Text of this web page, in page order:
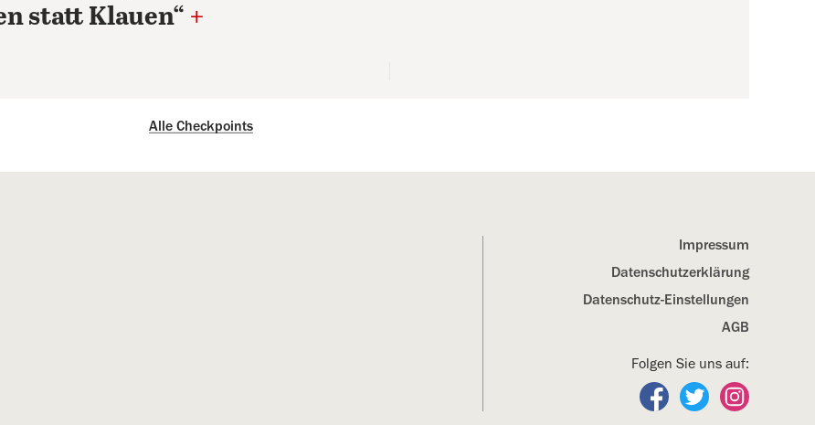
statt Klauen“ +
Alle Checkpoints
Impressum
Datenschutz­erklärung
Datenschutz-Einstellungen
AGB
Folgen Sie uns auf:
Folgen Sie uns auf
Folgen Sie uns